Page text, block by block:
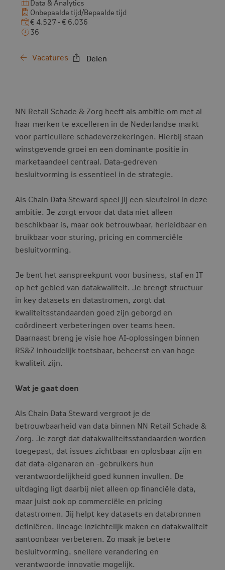
Data & Analytics
Onbepaalde tijd/Bepaalde tijd
€ 4.527 - € 6.036
36
Vacatures Delen
NN Retail Schade & Zorg heeft als ambitie om met al
haar merken te excelleren in de Nederlandse markt
voor particuliere schadeverzekeringen. Hierbij staan
winstgevende groei en een dominante positie in
marketaandeel centraal. Data-gedreven
besluitvorming is essentieel in de strategie.
Als Chain Data Steward speel jij een sleutelrol in deze
ambitie. Je zorgt ervoor dat data niet alleen
beschikbaar is, maar ook betrouwbaar, herleidbaar en
bruikbaar voor sturing, pricing en commerciële
besluitvorming.
Je bent het aanspreekpunt voor business, staf en IT
op het gebied van datakwaliteit. Je brengt structuur
in key datasets en datastromen, zorgt dat
kwaliteitsstandaarden goed zijn geborgd en
coördineert verbeteringen over teams heen.
Daarnaast breng je visie hoe AI-oplossingen binnen
RS&Z inhoudelijk toetsbaar, beheerst en van hoge
kwaliteit zijn.
Wat je gaat doen
Als Chain Data Steward vergroot je de
betrouwbaarheid van data binnen NN Retail Schade &
Zorg. Je zorgt dat datakwaliteitsstandaarden worden
toegepast, dat issues zichtbaar en oplosbaar zijn en
dat data-eigenaren en -gebruikers hun
verantwoordelijkheid goed kunnen invullen. De
uitdaging ligt daarbij niet alleen op financiële data,
maar juist ook op commerciële en pricing
datastromen. Jij helpt key datasets en databronnen
definiëren, lineage inzichtelijk maken en datakwaliteit
aantoonbaar verbeteren. Zo maak je betere
besluitvorming, snellere verandering en
verantwoorde innovatie mogelijk.